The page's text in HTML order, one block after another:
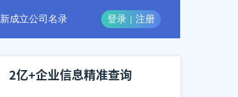
新成立公司名录 登录 | 注册
2亿+企业信息精准查询